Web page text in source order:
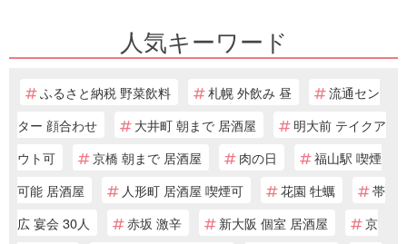
人気キーワード
ふるさと納税 野菜飲料 札幌 外飲み 昼
流通セン
ター 顔合わせ
大井町 朝まで 居酒屋
明大前 テイクア
ウト可
京橋 朝まで 居酒屋 肉の日
福山駅 喫煙
可能 居酒屋
人形町 居酒屋 喫煙可 花園 牡蠣
帯
広 宴会 30人
赤坂 激辛 新大阪 個室 居酒屋
京